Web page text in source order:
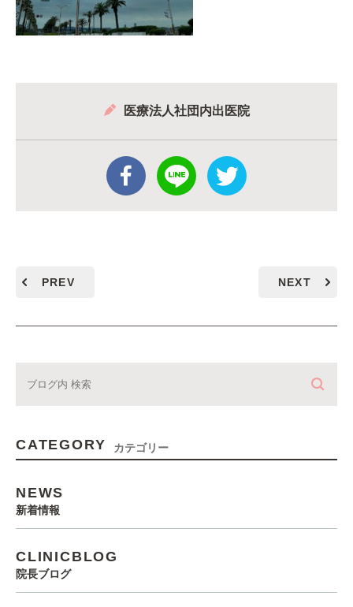
医療法人社団内出医院
PREV NEXT
CATEGORY カテゴリー
NEWS
新着情報
CLINICBLOG
院長ブログ